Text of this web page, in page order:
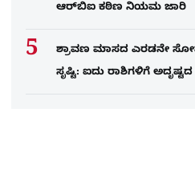
ಆರ್‌ಬಿಐ ಕಠಿಣ ನಿಯಮ ಜಾರಿ
ಶ್ರಾವಣ ಮಾಸದ ಎರಡನೇ
ಸೃಷ್ಟಿ: ಐದು ರಾಶಿಗಳಿಗೆ